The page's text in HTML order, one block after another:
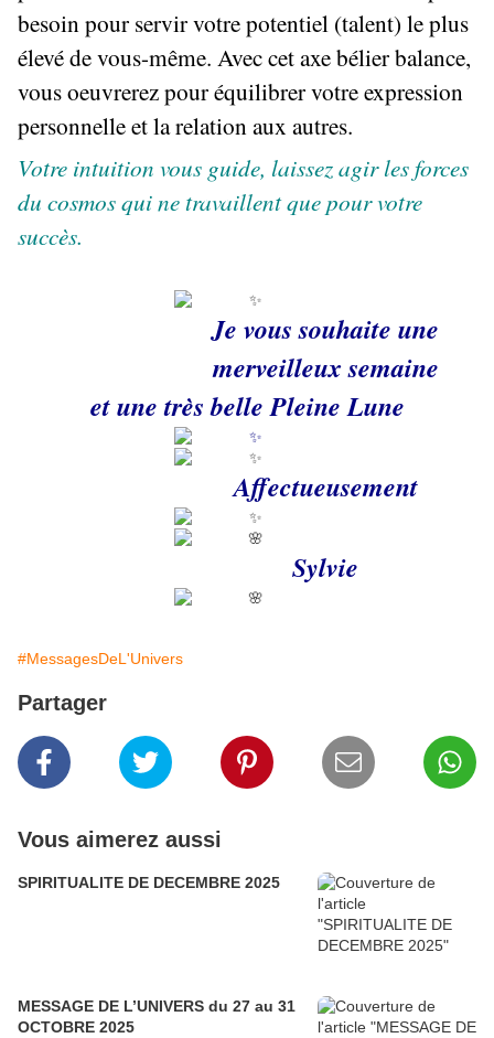
besoin pour servir votre potentiel (talent) le plus
élevé de vous-même. Avec cet axe bélier balance,
vous oeuvrerez pour équilibrer votre expression
personnelle et la relation aux autres.
Votre intuition vous guide, laissez agir les forces
du cosmos qui ne travaillent que pour votre
succès.
Je vous souhaite une
merveilleux semaine
et une très belle Pleine Lune
Affectueusement
Sylvie
#MessagesDeL'Univers
Partager
Vous aimerez aussi
SPIRITUALITE DE DECEMBRE 2025
MESSAGE DE L’UNIVERS du 27 au 31
OCTOBRE 2025